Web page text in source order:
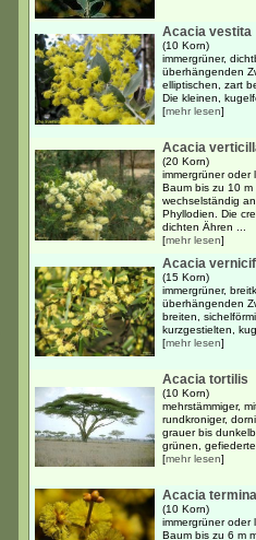
Acacia vestita
(10 Korn)
immergrüner,
überhängenden
elliptischen, zart
Die kleinen,
[mehr lesen]
Acacia
(20 Korn)
immergrüner oder
Baum bis zu 10
wechselständig
Phyllodien. Die
dichten Ähren ...
[mehr lesen]
Acacia
(15 Korn)
immergrüner,
überhängenden
breiten,
kurzgestielten,
[mehr lesen]
Acacia tortilis
(10 Korn)
mehrstämmiger,
rundkroniger,
grauer bis
grünen,
[mehr lesen]
Acacia
(10 Korn)
immergrüner oder
Baum bis zu 6 m